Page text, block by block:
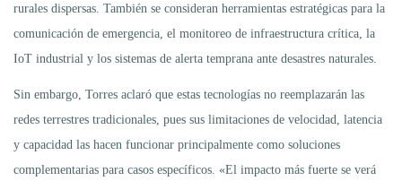
rurales dispersas. También se consideran herramientas estratégicas para la
comunicación de emergencia, el monitoreo de infraestructura crítica, la
IoT industrial y los sistemas de alerta temprana ante desastres naturales.
Sin embargo, Torres aclaró que estas tecnologías no reemplazarán las
redes terrestres tradicionales, pues sus limitaciones de velocidad, latencia
y capacidad las hacen funcionar principalmente como soluciones
complementarias para casos específicos. «El impacto más fuerte se verá